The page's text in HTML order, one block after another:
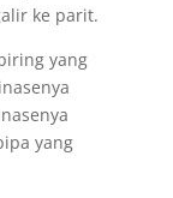
ke parit.
yang
yang